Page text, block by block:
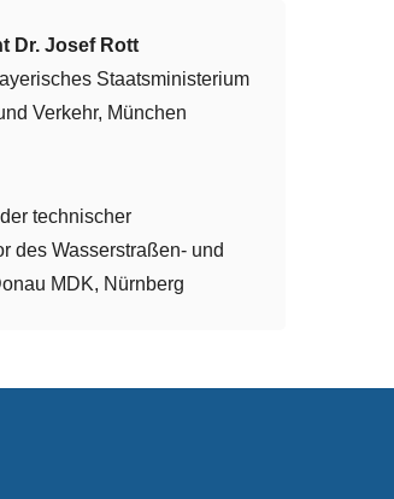
Dr. Josef Rott
Staatsministerium
Verkehr, München
technischer
des Wasserstraßen- und
MDK, Nürnberg